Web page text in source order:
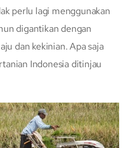
perlu lagi menggunakan
digantikan dengan
dan kekinian. Apa saja
Indonesia ditinjau